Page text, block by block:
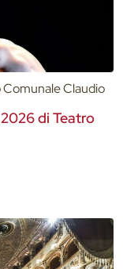
Claudio
di Teatro